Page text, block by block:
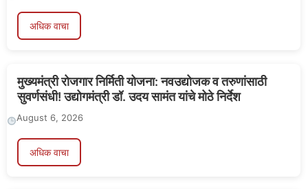
अधिक वाचा
मुख्यमंत्री रोजगार निर्मिती योजना: नवउद्योजक व तरुणांसाठी
सुवर्णसंधी! उद्योगमंत्री डॉ. उदय सामंत यांचे मोठे निर्देश
August 6, 2026
अधिक वाचा